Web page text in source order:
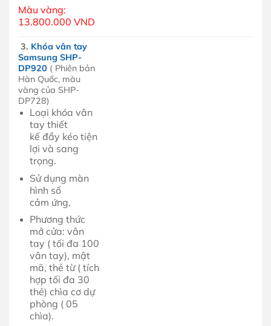
Màu vàng:
13.800.000 VND
3. Khóa vân tay
Samsung SHP-
DP920 ( Phiên bản
Hàn Quốc, màu
vàng của SHP-
DP728)
Loại khóa vân
tay thiết
kế đẩy kéo tiện
lợi và sang
trọng.
Sử dụng màn
hình số
cảm ứng,
Phương thức
mở cửa: vân
tay ( tối đa 100
vân tay), mật
mã, thẻ từ ( tích
hợp tối đa 30
thẻ) chìa cơ dự
phòng ( 05
chìa).